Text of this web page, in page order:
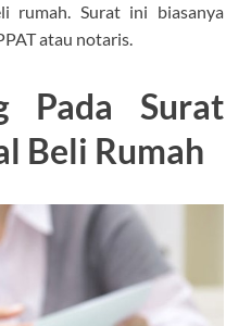
rumah. Surat ini biasanya
atau notaris.
Pada Surat
Beli Rumah